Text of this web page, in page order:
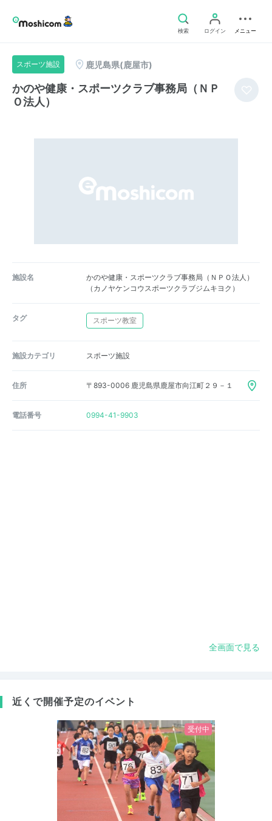
検索 ログイン メニュー
スポーツ施設 鹿児島県(鹿屋市)
かのや健康・スポーツクラブ事務局（ＮＰ
Ｏ法人）
施設名
かのや健康・スポーツクラブ事務局（ＮＰＯ法人）
（カノヤケンコウスポーツクラブジムキヨク）
タグ スポーツ教室
施設カテゴリ スポーツ施設
住所 〒893-0006 鹿児島県鹿屋市向江町２９－１
電話番号 0994-41-9903
全画面で見る
近くで開催予定のイベント
受付中